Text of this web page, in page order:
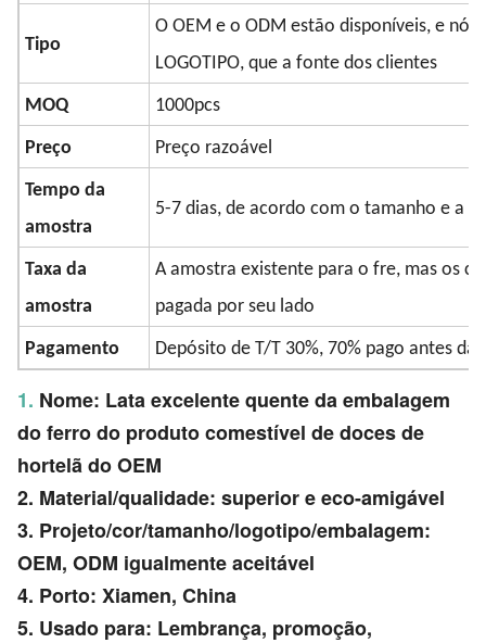
Tipo
O OEM e o ODM estão disponíveis, e
LOGOTIPO, que a fonte dos clientes
MOQ 1000pcs
Preço Preço razoável
Tempo da
amostra
5-7 dias, de acordo com o tamanho e a
Taxa da
amostra
A amostra existente para o fre, mas os
pagada por seu lado
Pagamento Depósito de T/T 30%, 70% pago antes da
1. Nome: Lata excelente quente da embalagem
do ferro do produto comestível de doces de
hortelã do OEM
2. Material/qualidade: superior e eco-amigável
3. Projeto/cor/tamanho/logotipo/embalagem:
OEM, ODM igualmente aceitável
4. Porto: Xiamen, China
5. Usado para: Lembrança, promoção,